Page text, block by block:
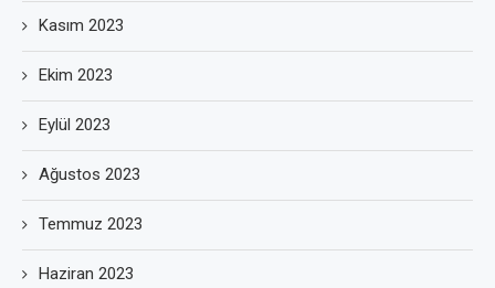
Kasım 2023
Ekim 2023
Eylül 2023
Ağustos 2023
Temmuz 2023
Haziran 2023